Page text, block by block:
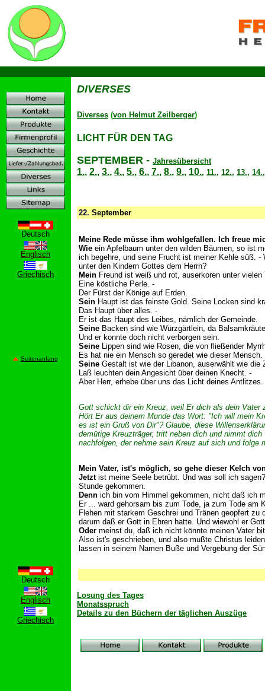
Deutsch
Englisch
Griechisch
Seitenanfang
Deutsch
Englisch
Griechisch
DIVERSES
Diverses (von Helmut Zeilberger)
LICHT FÜR DEN TAG
SEPTEMBER - Jahresübersicht
1., 2., 3., 4., 5., 6., 7., 8., 9., 10., 11., 12., 13., 14.
22. September
Meine Rede müsse ihm wohlgefallen. Ich freue
Wie ein Apfelbaum unter den wilden Bäumen, so ist
ich begehre, und seine Frucht ist meiner Kehle süß.
unter den Kindern Gottes dem Herrn?
Mein Freund ist weiß und rot, auserkoren unter vielen
Eine köstliche Perle. -
Der Fürst der Könige auf Erden.
Sein Haupt ist das feinste Gold. Seine Locken sind
Das Haupt über alles. -
Er ist das Haupt des Leibes, nämlich der Gemeinde.
Seine Backen sind wie Würzgärtlein, da
Und er konnte doch nicht verborgen sein.
Seine Lippen sind wie Rosen, die von fließender
Es hat nie ein Mensch so geredet wie dieser Mensch.
Seine Gestalt ist wie der Libanon, auserwählt wie die
Laß leuchten dein Angesicht über deinen Knecht. -
Aber Herr, erhebe über uns das Licht deines Antlitzes.
Gott schickt dir ein Kreuz, weil Er dich als dein Vater
Hört Er aus deinem Munde das Wort: "Ich will mein
es ist ein Gruß von Dir"? Glaube, diese
demütige Kreuzträger, tritt neben dich und nimmt
nachfolgen, der nehme sein Kreuz auf sich und
Mein Vater, ist's möglich, so gehe dieser Kelch
Jetzt ist meine Seele betrübt. Und was soll ich
Stunde gekommen.
Denn ich bin vom Himmel gekommen, nicht daß ich
Er ... ward gehorsam bis zum Tode, ja zum Tode am
Flehen mit starkem Geschrei und Tränen geopfert
darum daß er Gott in Ehren hatte. Und wiewohl er
Oder meinst du, daß ich nicht könnte meinen Vater
Also ist's geschrieben, und also mußte Christus
lassen in seinem Namen Buße und Vergebung der
Losung des Tages
Monatsspruch
Details zu den Büchern der täglichen Auszüge